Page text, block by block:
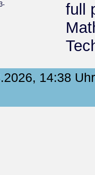
full
14:38